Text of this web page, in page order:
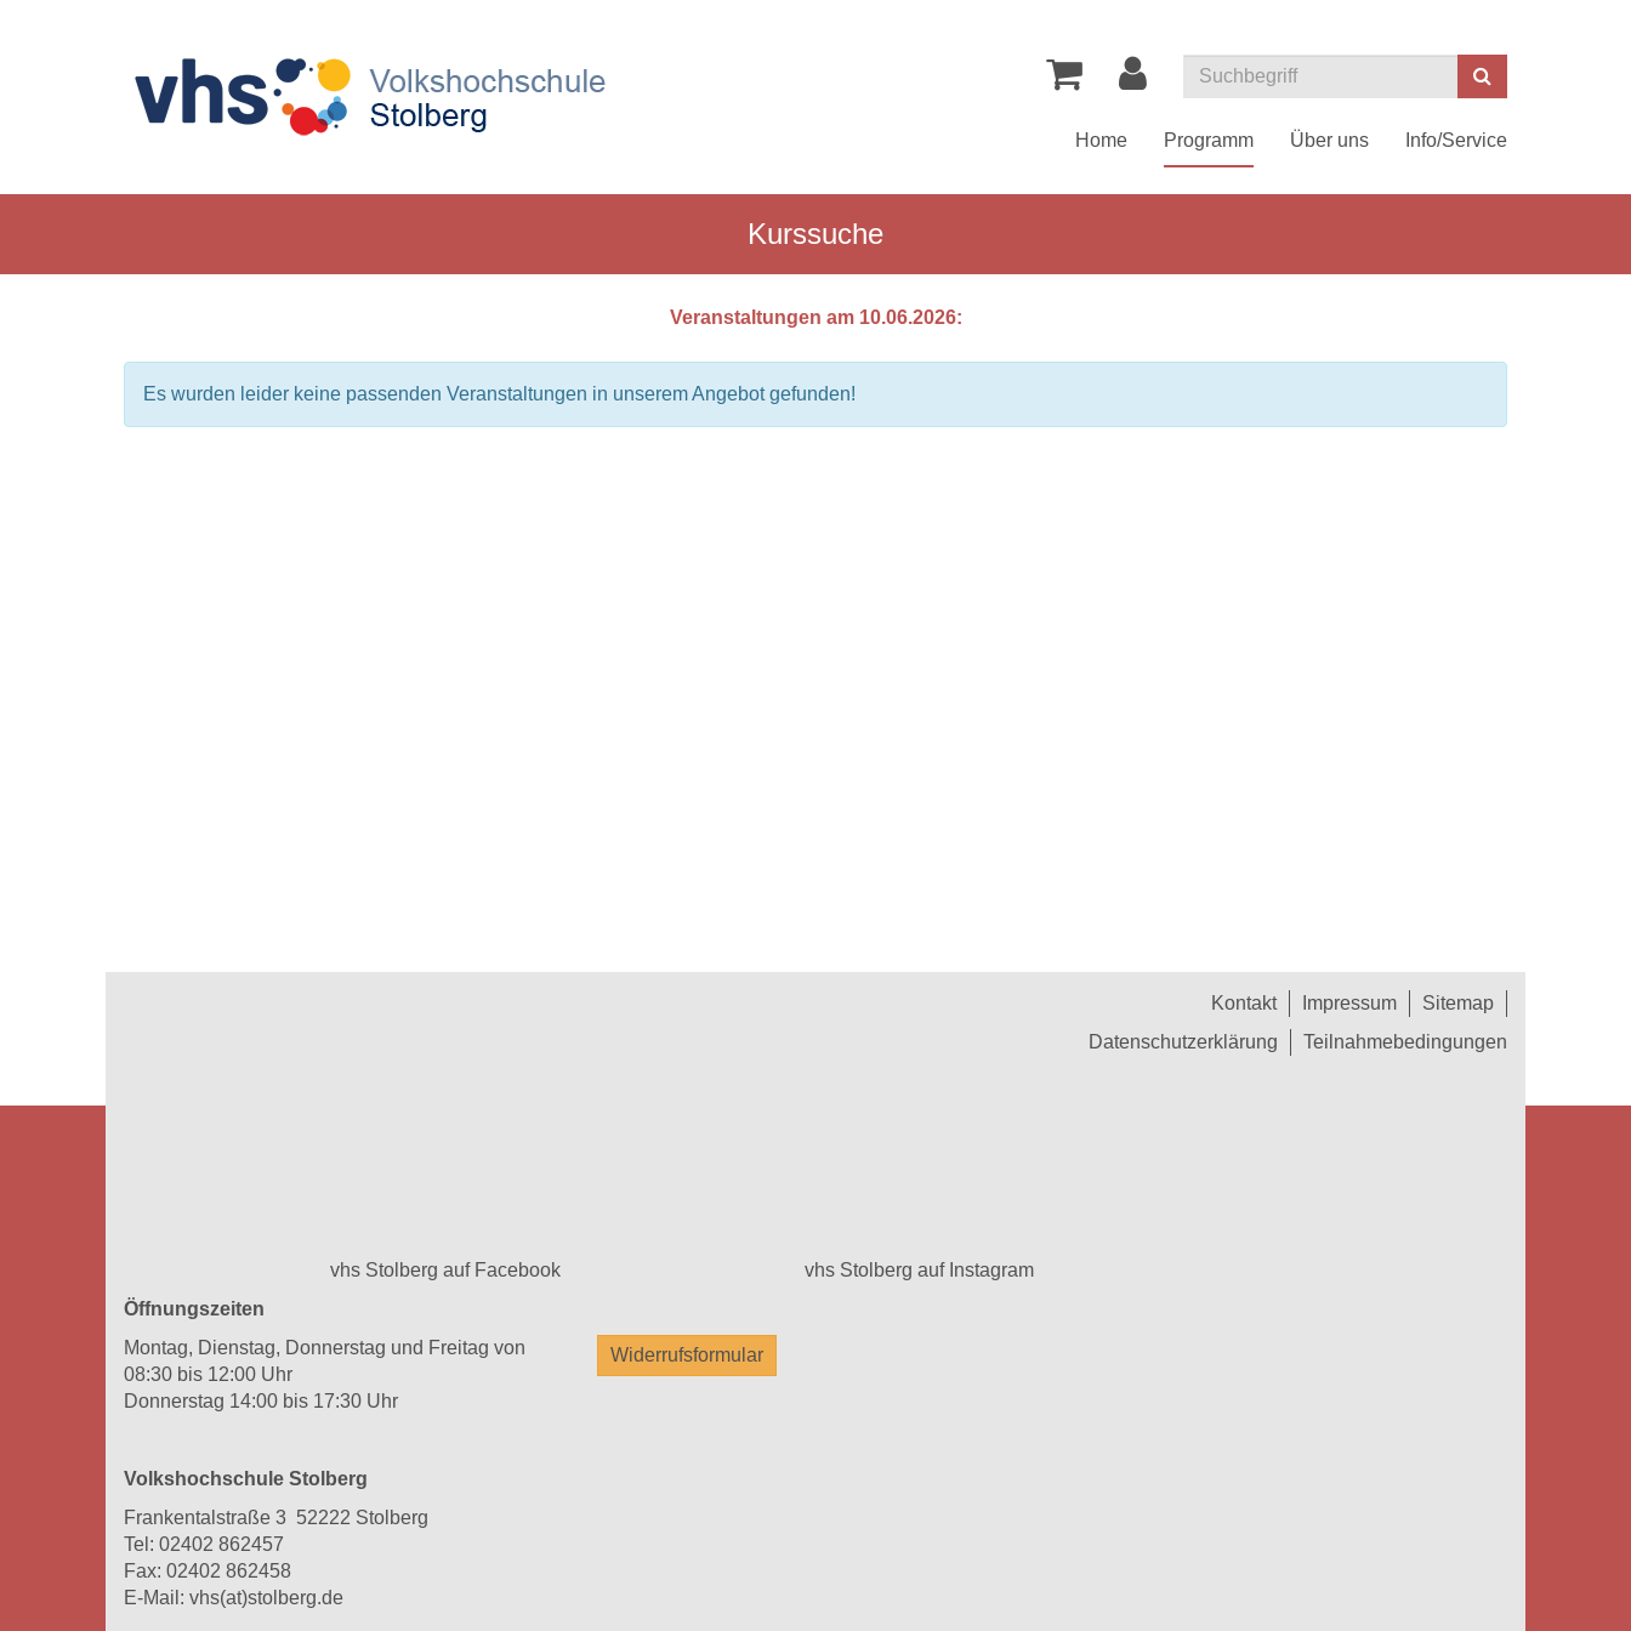
Suchen
Home Programm Über uns Info/Service
Kurssuche
Veranstaltungen am 10.06.2026:
Es wurden leider keine passenden Veranstaltungen in unserem Angebot gefunden!
vhs Stolberg auf Facebook
Öffnungszeiten
Montag, Dienstag, Donnerstag und Freitag von
08:30 bis 12:00 Uhr
Donnerstag 14:00 bis 17:30 Uhr
Volkshochschule Stolberg
Frankentalstraße 3 52222 Stolberg
Tel: 02402 862457
Fax: 02402 862458
E-Mail: vhs(at)stolberg.de
vhs Stolberg auf Instagram
Widerrufsformular
Kontakt Impressum
Sitemap
Datenschutzerklärung
Teilnahmebedingungen